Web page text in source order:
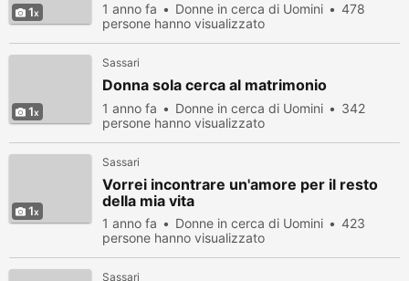
1 1 anno fa Donne in cerca di Uomini
478
persone hanno visualizzato
1
Sassari
Donna sola cerca al matrimonio
1 anno fa Donne in cerca di Uomini
342
persone hanno visualizzato
1
Sassari
Vorrei incontrare un'amore per il resto
della mia vita
1 anno fa Donne in cerca di Uomini
423
persone hanno visualizzato
Sassari